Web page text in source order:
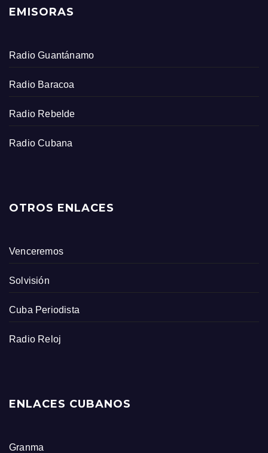
EMISORAS
Radio Guantánamo
Radio Baracoa
Radio Rebelde
Radio Cubana
OTROS ENLACES
Venceremos
Solvisión
Cuba Periodista
Radio Reloj
ENLACES CUBANOS
Granma